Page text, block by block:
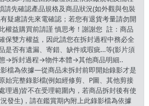
請先確認產品規格及商品狀況(如外觀與包裝
疑慮請先來電確認；若您有退貨考量請勿開
權益購買前請謹 慎思考！謝謝您 註：商品
保雙方權益，因此請您在拆封過程中務必全
是否有遺漏、寄錯、缺件或瑕疵…等(影片須
→拆封過程→物件本體→其他商品明細..
檔為依據—從商品未拆封前即開始錄影才是
始完整錄影檔(例如經修剪、P圖、其他剪接
理過)皆不在受理範圍內，若商品拆封後有使
發生)，請在鑑賞期內附上此錄影檔為依據